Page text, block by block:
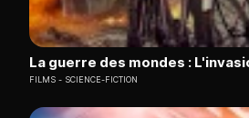
La guerre des mondes :
FILMS SCIENCE-FICTION